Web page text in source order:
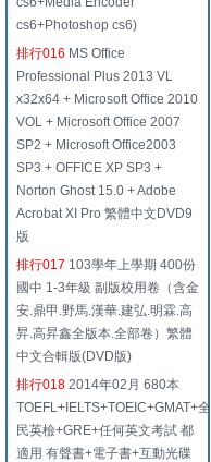
cs6+Photoshop cs6)
排行016 MS Office
Professional Plus 2013 VL
x32x64 + Microsoft Office 2010
VOL + Microsoft Office 2007
SP2 + Microsoft Office2003
SP3 + OFFICE XP SP3 +
Norton Ghost 15.0 + Adobe
Acrobat XI Pro 繁體中文DVD9
版
排行017 103學年上學期 400份
國中 1-3年級 副版校用卷（含金
安.鼎甲.野馬.漢華.建弘.明霖.高
昇.高昇鑫全版本.全部卷）繁體
中文合輯版(DVD版)
排行018 2014年02月 680本
TOEFL+IELTS+TOEIC+GMAT+全
民英檢+GRE+任何英文考試 都
適用 有聲書+電子書+互動光碟